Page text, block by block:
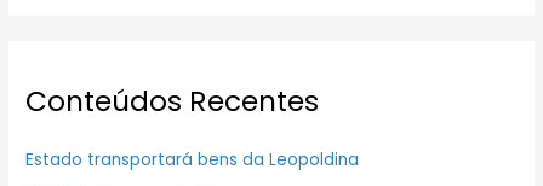
Conteúdos Recentes
Estado transportará bens da Leopoldina